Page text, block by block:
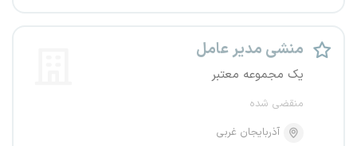
منشی مدیر عامل
یک مجموعه معتبر
منقضی شده
آذربایجان غربی